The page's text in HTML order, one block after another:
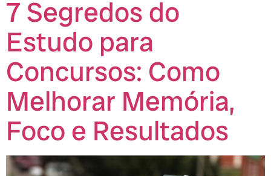
7 Segredos do
Estudo para
Concursos: Como
Melhorar Memória,
Foco e Resultados